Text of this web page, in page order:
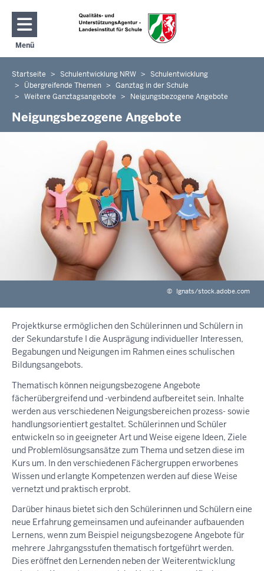
Direkt zum Inhalt
Menü
Navigation aktivieren/deaktivieren: Hauptmenü
Sie
befinden
hier
Startseite Schulentwicklung NRW
Schulentwicklung
Übergreifende Themen
Ganztag in der Schule
Weitere Ganztagsangebote
Neigungsbezogene Angebote
Neigungsbezogene Angebote
© Ignats/stock.adobe.com
Projektkurse ermöglichen den Schülerinnen und Schülern in
der Sekundarstufe I die Ausprägung individueller Interessen,
Begabungen und Neigungen im Rahmen eines schulischen
Bildungsangebots.
Thematisch können neigungsbezogene Angebote
fächerübergreifend und -verbindend aufbereitet sein. Inhalte
werden aus verschiedenen Neigungsbereichen prozess- sowie
handlungsorientiert gestaltet. Schülerinnen und Schüler
entwickeln so in geeigneter Art und Weise eigene Ideen, Ziele
und Problemlösungsansätze zum Thema und setzen diese im
Kurs um. In den verschiedenen Fächergruppen erworbenes
Wissen und erlangte Kompetenzen werden auf diese Weise
vernetzt und praktisch erprobt.
Darüber hinaus bietet sich den Schülerinnen und Schülern eine
neue Erfahrung gemeinsamen und aufeinander aufbauenden
Lernens, wenn zum Beispiel neigungsbezogene Angebote für
mehrere Jahrgangsstufen thematisch fortgeführt werden.
Dies eröffnet den Lernenden neben der Weiterentwicklung